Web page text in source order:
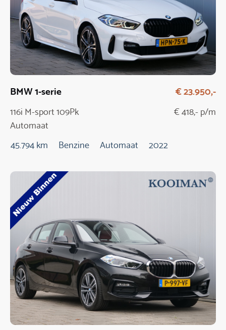
BMW 1-serie
116i M-sport 109Pk
Automaat
€ 23.950,-
€ 418,- p/m
45.794 km Benzine Automaat 2022